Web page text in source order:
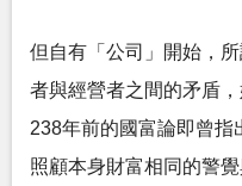
但自有「公司」開始，
者與經營者之間的矛盾
238年前的國富論即曾指
照顧本身財富相同的警